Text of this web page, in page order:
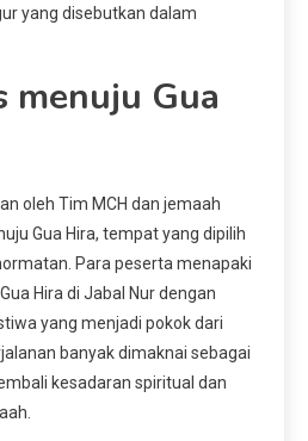
yang disebutkan dalam
menuju Gua
oleh Tim MCH dan jemaah
Gua Hira, tempat yang dipilih
Para peserta menapaki
Hira di Jabal Nur dengan
yang menjadi pokok dari
banyak dimaknai sebagai
kesadaran spiritual dan